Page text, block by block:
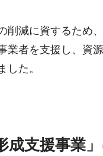
削減に資するため
業者を支援し、資
した。
成支援事業